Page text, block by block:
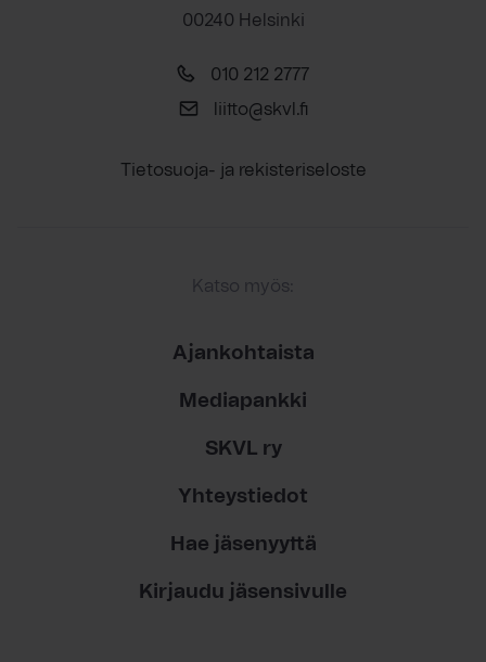
00240 Helsinki
010 212 2777
liitto@skvl.fi
Tietosuoja- ja rekisteriseloste
Katso myös:
Ajankohtaista
Mediapankki
SKVL ry
Yhteystiedot
Hae jäsenyyttä
Kirjaudu jäsensivulle